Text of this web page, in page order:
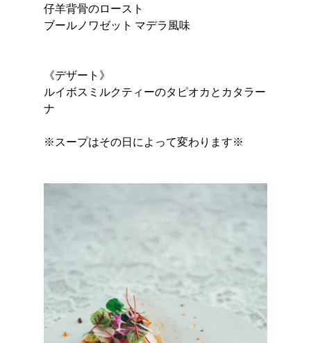
仔羊背骨のロースト
ブールノワゼット マデラ風味
《デザート》
ルイボスミルクティーのタピオカとカタラー
ナ
※スープはその日によって変わります※